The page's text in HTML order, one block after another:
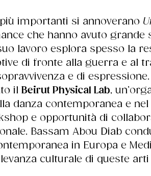
importanti si annoverano
che hanno avuto grande
lavoro esplora spesso la
di fronte alla guerra e al
e di espressione.
il Beirut Physical Lab,
danza contemporanea e
e opportunità di
Bassam Abou Diab
in Europa e
culturale di queste